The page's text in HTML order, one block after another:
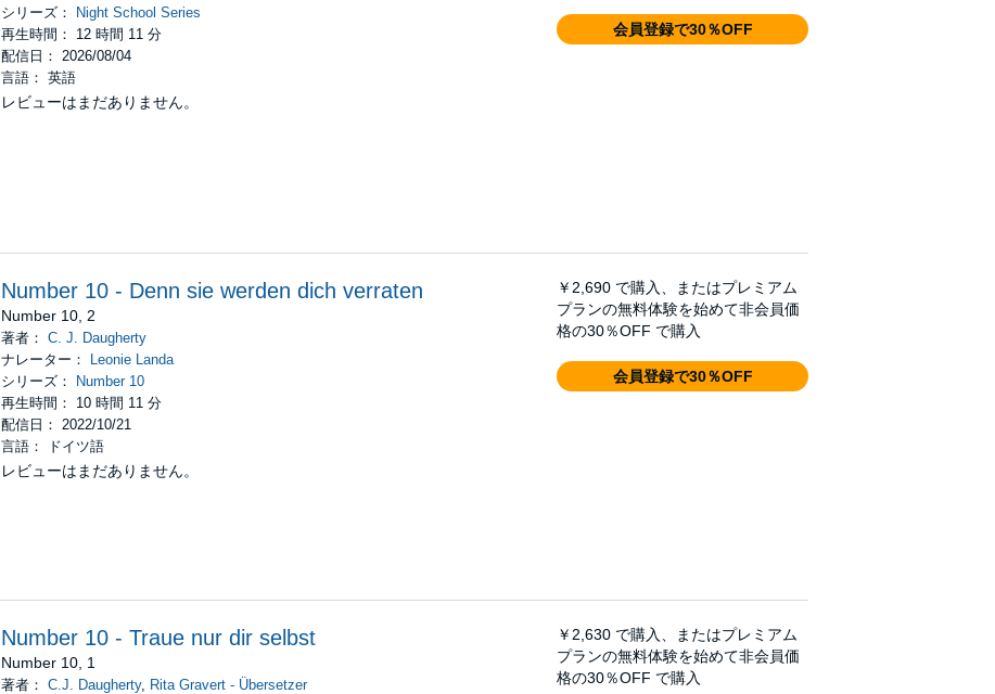
シリーズ：
Night School Series
再生時間： 12 時間 11 分
配信日： 2026/08/04
言語： 英語
レビューはまだありません。
会員登録で30％OFF
Number 10 - Denn sie werden dich verraten
Number 10, 2
著者： C. J. Daugherty
ナレーター：
Leonie Landa
シリーズ：
Number 10
再生時間： 10 時間 11 分
配信日： 2022/10/21
言語： ドイツ語
レビューはまだありません。
￥2,690 で購入、またはプレミアム
プランの無料体験を始めて非会員価
格の30％OFF で購入
会員登録で30％OFF
Number 10 - Traue nur dir selbst
Number 10, 1
著者： C.J. Daugherty, Rita Gravert - Übersetzer
￥2,630 で購入、またはプレミアム
プランの無料体験を始めて非会員価
格の30％OFF で購入